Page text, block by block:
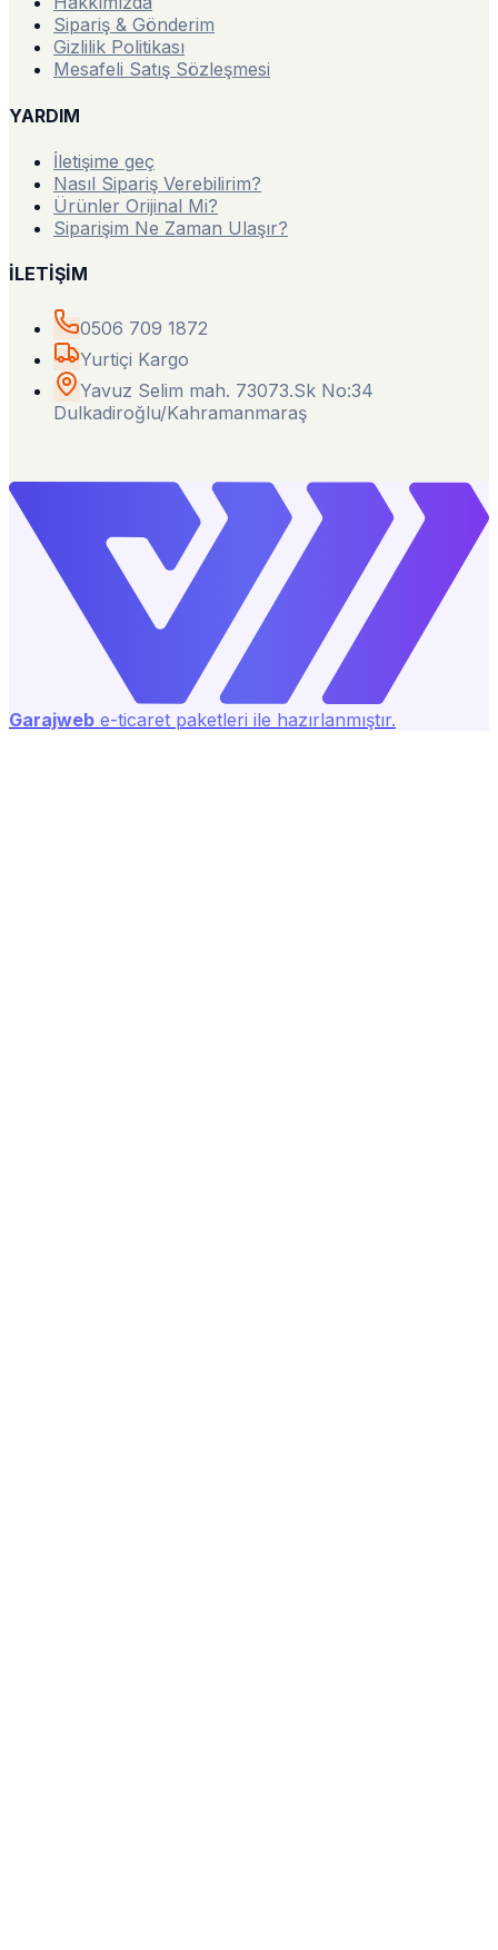
Sipariş & Gönderim
Gizlilik Politikası
Mesafeli Satış Sözleşmesi
YARDIM
İletişime geç
Nasıl Sipariş Verebilirim?
Ürünler Orijinal Mi?
Siparişim Ne Zaman Ulaşır?
İLETİŞİM
0506 709 1872
Yurtiçi Kargo
Yavuz Selim mah. 73073.Sk No:34
Dulkadiroğlu/Kahramanmaraş
Garajweb e-ticaret paketleri ile hazırlanmıştır.